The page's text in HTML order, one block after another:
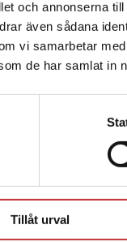
och annonserna
även sådana
vi samarbetar
de har samlat in
Tillåt urval
erbjuder inte
ett köp
i Sverige.Läs mer
Kontakta
Köpvillkor
Systemkrav